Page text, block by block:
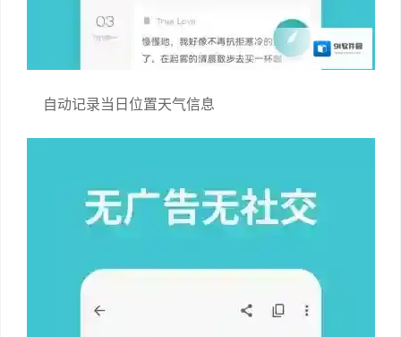
自动记录当日位置天气信息